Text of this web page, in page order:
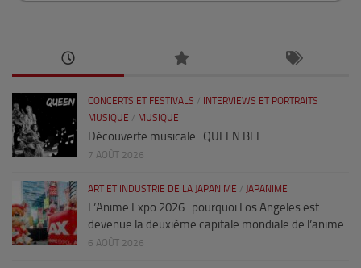
CONCERTS ET FESTIVALS /
INTERVIEWS ET PORTRAITS
MUSIQUE / MUSIQUE
Découverte musicale : QUEEN BEE
7 AOÛT 2026
ART ET INDUSTRIE DE LA JAPANIME / JAPANIME
L’Anime Expo 2026 : pourquoi Los Angeles est
devenue la deuxième capitale mondiale de l’anime
6 AOÛT 2026